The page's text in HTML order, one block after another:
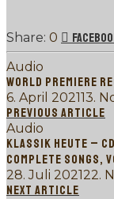
0
Audio
WORLD PREMIERE
6. April 202113.
PREVIOUS ARTICLE
Audio
KLASSIK HEUTE –
COMPLETE SONGS,
28. Juli 202122.
NEXT ARTICLE